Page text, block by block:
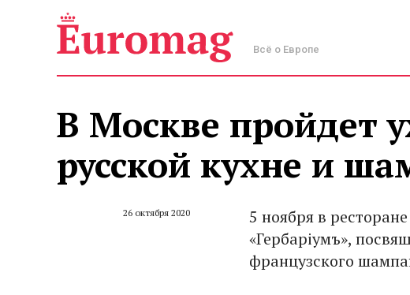
Всё о Европе
В Москве пройдет
русской кухне и
26 октября 2020
5 ноября в
«Гербарiумъ»,
французского